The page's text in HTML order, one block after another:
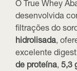
O True Whey
desenvolvida
filtrações do
hidrolisada,
excelente
de proteína, 5,3